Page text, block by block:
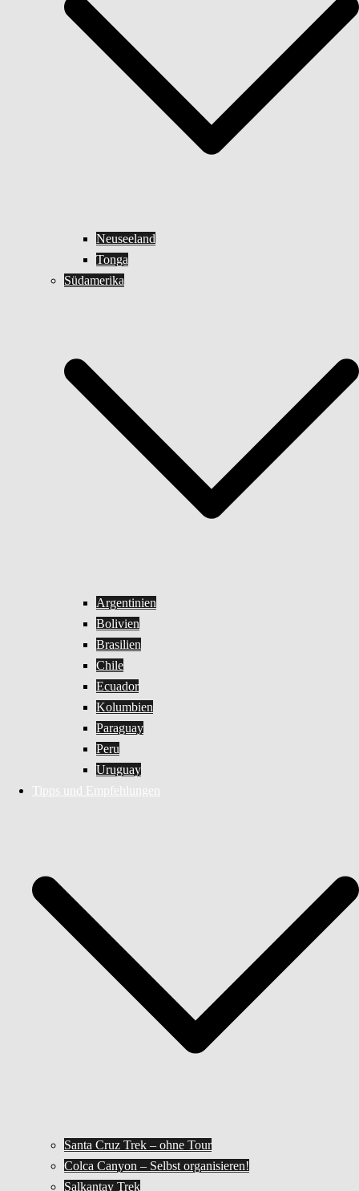
Neuseeland
Tonga
Südamerika
Argentinien
Bolivien
Brasilien
Chile
Ecuador
Kolumbien
Paraguay
Peru
Uruguay
Tipps und Empfehlungen
Santa Cruz Trek – ohne Tour
Colca Canyon – Selbst organisieren!
Salkantay Trek